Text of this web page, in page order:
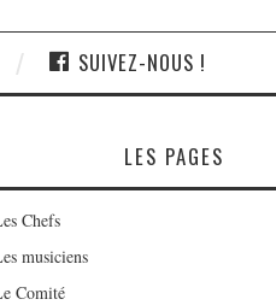
SUIVEZ-NOUS !
LES PAGES
Chefs
musiciens
Comité